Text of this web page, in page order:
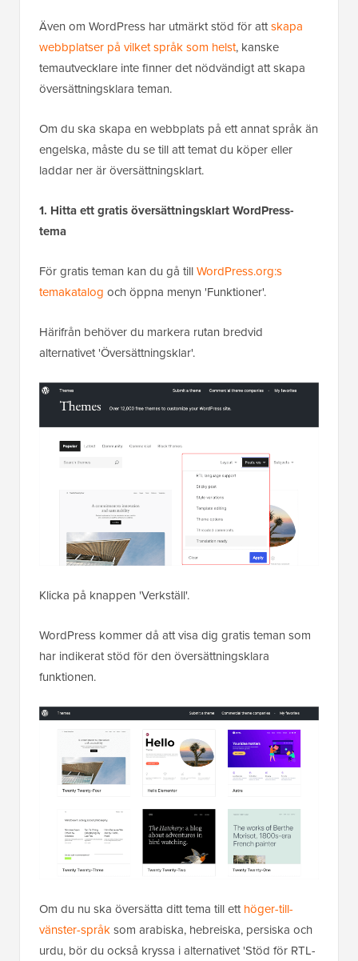
Även om WordPress har utmärkt stöd för attskapa
webbplatser på vilket språk som helst, kanske
temautvecklare inte finner det nödvändigt att skapa
översättningsklara teman.
Om du ska skapa en webbplats på ett annat språk än
engelska, måste du se till att temat du köper eller
laddar ner är översättningsklart.
1. Hitta ett gratis översättningsklart WordPress-
tema
För gratis teman kan du gå tillWordPress.org:s
temakatalog och öppna menyn 'Funktioner'.
Härifrån behöver du markera rutan bredvid
alternativet 'Översättningsklar'.
Klicka på knappen 'Verkställ'.
WordPress kommer då att visa dig gratis teman som
har indikerat stöd för den översättningsklara
funktionen.
Om du nu ska översätta ditt tema till etthöger-till-
vänster-språksom arabiska, hebreiska, persiska och
urdu, bör du också kryssa i alternativet 'Stöd för RTL-